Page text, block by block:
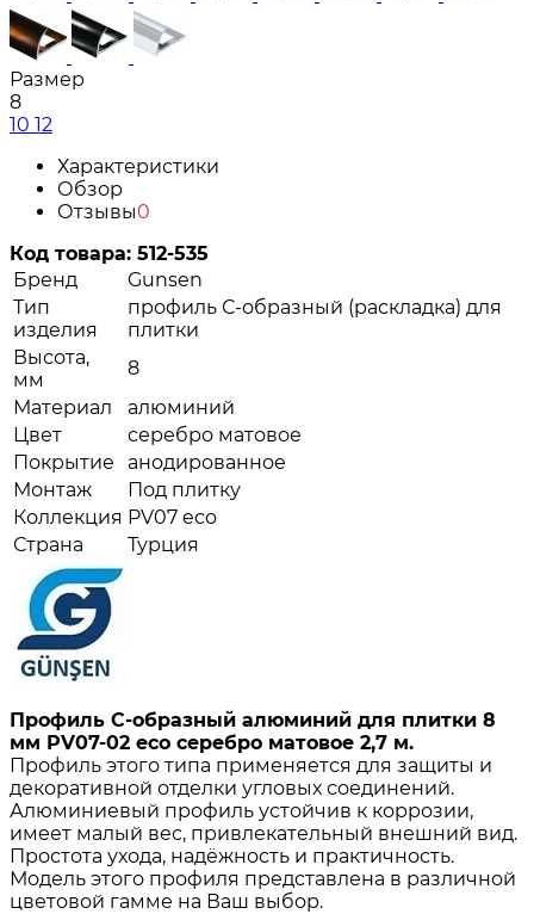
Размер
8
10 12
Характеристики
Обзор
Отзывы0
Код товара: 512-535
Бренд
Gunsen
Тип
изделия
профиль С-образный (раскладка) для
плитки
Высота,
мм
8
Материал
алюминий
Цвет
серебро матовое
Покрытие
анодированное
Монтаж
Под плитку
Коллекция PV07 eco
Страна
Турция
Профиль С-образный алюминий для плитки 8
мм PV07-02 eco серебро матовое 2,7 м.
Профиль этого типа применяется для защиты и
декоративной отделки угловых соединений.
Алюминиевый профиль устойчив к коррозии,
имеет малый вес, привлекательный внешний вид.
Простота ухода, надёжность и практичность.
Модель этого профиля представлена в различной
цветовой гамме на Ваш выбор.